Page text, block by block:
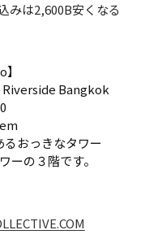
みは2,600B安くなる
Bangkok
おっきなタワー
ーの３階です。